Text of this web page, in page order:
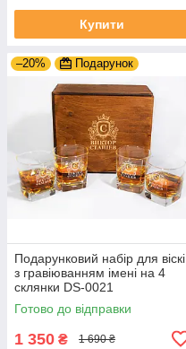
Купити
–20% Подарунок
Подарунковий набір для віскі
з гравіюванням імені на 4
склянки DS-0021
Готово до відправки
1 350 ₴ 1 690 ₴